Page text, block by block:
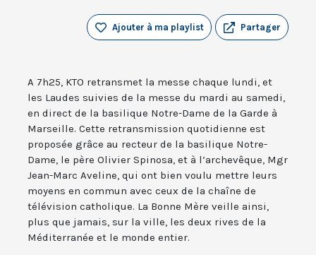
Partager
Ajouter à ma playlist
A 7h25, KTO retransmet la messe chaque lundi, et
les Laudes suivies de la messe du mardi au samedi,
en direct de la basilique Notre-Dame de la Garde à
Marseille. Cette retransmission quotidienne est
proposée grâce au recteur de la basilique Notre-
Dame, le père Olivier Spinosa, et à l’archevêque, Mgr
Jean-Marc Aveline, qui ont bien voulu mettre leurs
moyens en commun avec ceux de la chaîne de
télévision catholique. La Bonne Mère veille ainsi,
plus que jamais, sur la ville, les deux rives de la
Méditerranée et le monde entier.